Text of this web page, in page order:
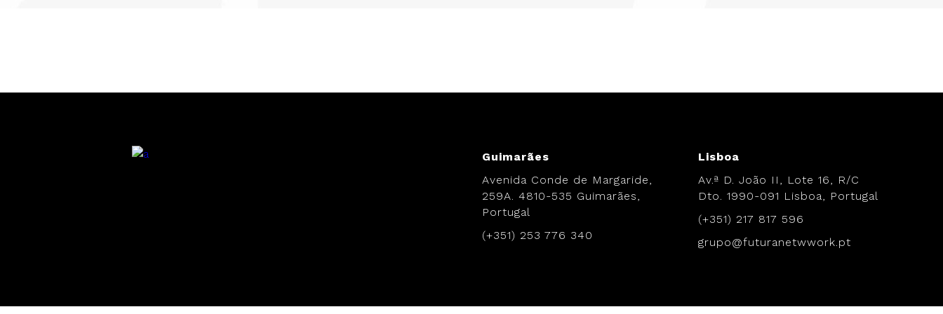
Guimarães
Avenida Conde de Margaride,
259A. 4810-535 Guimarães,
Portugal
(+351) 253 776 340
Lisboa
Av.ª D. João II, Lote 16, R/C
Dto. 1990-091 Lisboa, Portugal
(+351) 217 817 596
grupo@futuranetwwork.pt